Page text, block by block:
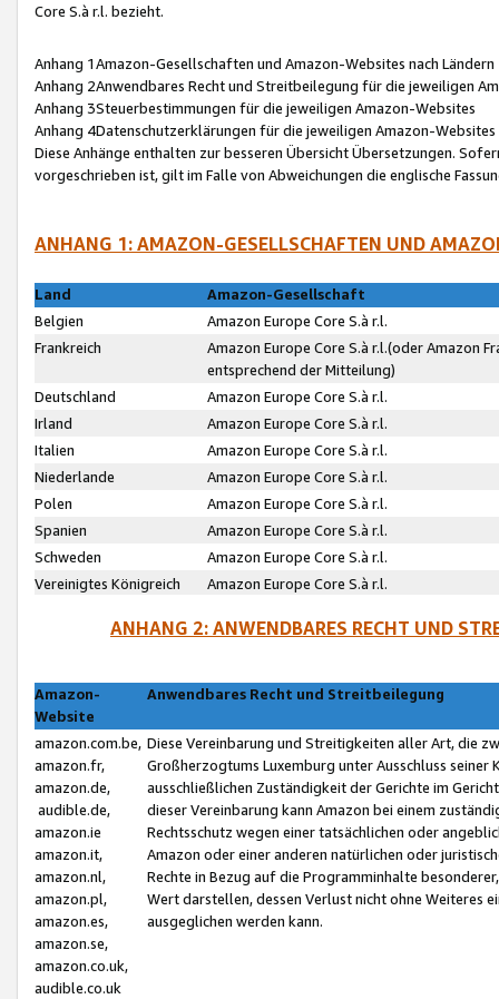
Core S.à r.l. bezieht.
Anhang 1Amazon-Gesellschaften und Amazon-Websites nach Ländern
Anhang 2Anwendbares Recht und Streitbeilegung für die jeweiligen
Anhang 3Steuerbestimmungen für die jeweiligen Amazon-Websites
Anhang 4Datenschutzerklärungen für die jeweiligen Amazon-Websites
Diese Anhänge enthalten zur besseren Übersicht Übersetzungen.
vorgeschrieben ist, gilt im Falle von Abweichungen die englische
ANHANG 1: AMAZON-GESELLSCHAFTEN UND
Land
Amazon-Gesellschaft
Belgien
Amazon Europe Core S.à r.l.
Frankreich
Amazon Europe Core S.à r.l.(oder Amazon
entsprechend der Mitteilung)
Deutschland
Amazon Europe Core S.à r.l.
Irland
Amazon Europe Core S.à r.l.
Italien
Amazon Europe Core S.à r.l.
Niederlande
Amazon Europe Core S.à r.l.
Polen
Amazon Europe Core S.à r.l.
Spanien
Amazon Europe Core S.à r.l.
Schweden
Amazon Europe Core S.à r.l.
Vereinigtes Königreich
Amazon Europe Core S.à r.l.
ANHANG 2: ANWENDBARES RECHT UND
Amazon-
Website
Anwendbares Recht und Streitbeilegung
amazon.com.be,
amazon.fr,
amazon.de,
audible.de,
amazon.ie
amazon.it,
amazon.nl,
amazon.pl,
amazon.es,
amazon.se,
amazon.co.uk,
audible.co.uk
Diese Vereinbarung und Streitigkeiten aller Art, die
Großherzogtums Luxemburg unter Ausschluss
ausschließlichen Zuständigkeit der Gerichte im
dieser Vereinbarung kann Amazon bei einem
Rechtsschutz wegen einer tatsächlichen oder
Amazon oder einer anderen natürlichen oder
Rechte in Bezug auf die Programminhalte
Wert darstellen, dessen Verlust nicht ohne Weiteres
ausgeglichen werden kann.